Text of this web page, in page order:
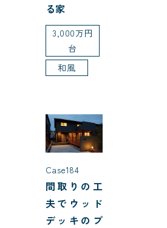
る家
3,000万円
台
和風
Case184
間取りの工
夫でウッド
デッキのプ